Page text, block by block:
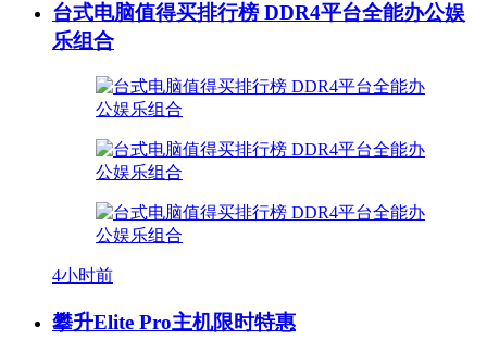
台式电脑值得买排行榜 DDR4平台全能办公娱
乐组合
4小时前
攀升Elite Pro主机限时特惠